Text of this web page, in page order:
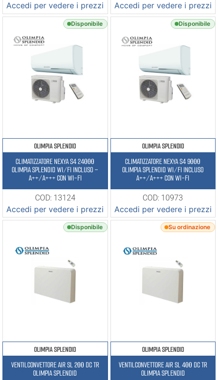
Accedi per vedere i prezzi Accedi per vedere i prezzi
Disponibile
OLIMPIA SPLENDID
CLIMATIZZATORE NEXYA S4 24000
OLIMPIA SPLENDID WI/FI INCLUSO –
A++/A+++ CON WI-FI
COD: 13124
Accedi per vedere i prezzi
Disponibile
OLIMPIA SPLENDID
CLIMATIZZATORE NEXYA S4 9000
OLIMPIA SPLENDID WI/FI INCLUSO
A++/A+++ CON WI-FI
COD: 10973
Accedi per vedere i prezzi
Disponibile
OLIMPIA SPLENDID
VENTILCONVETTORE AIR SL 200 DC TR
OLIMPIA SPLENDID
Su ordinazione
OLIMPIA SPLENDID
VENTILCONVETTORE AIR SL 400 DC TR
OLIMPIA SPLENDID